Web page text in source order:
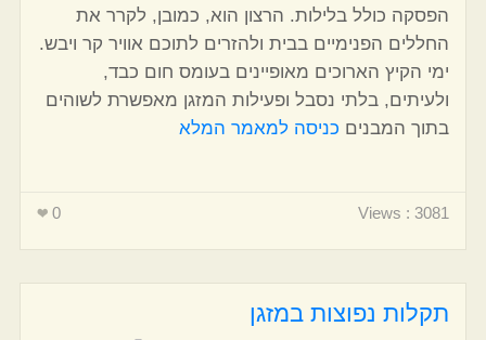
הפסקה כולל בלילות. הרצון הוא, כמובן, לקרר את
החללים הפנימיים בבית ולהזרים לתוכם אוויר קר ויבש.
ימי הקיץ הארוכים מאופיינים בעומס חום כבד,
ולעיתים, בלתי נסבל ופעילות המזגן מאפשרת לשוהים
בתוך המבנים כניסה למאמר המלא
0 Views : 3081
תקלות נפוצות במזגן